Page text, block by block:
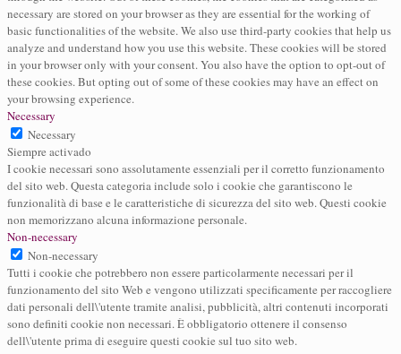
necessary are stored on your browser as they are essential for the working of
basic functionalities of the website. We also use third-party cookies that help us
analyze and understand how you use this website. These cookies will be stored
in your browser only with your consent. You also have the option to opt-out of
these cookies. But opting out of some of these cookies may have an effect on
your browsing experience.
Necessary
Necessary
Siempre activado
I cookie necessari sono assolutamente essenziali per il corretto funzionamento
del sito web. Questa categoria include solo i cookie che garantiscono le
funzionalità di base e le caratteristiche di sicurezza del sito web. Questi cookie
non memorizzano alcuna informazione personale.
Non-necessary
Non-necessary
Tutti i cookie che potrebbero non essere particolarmente necessari per il
funzionamento del sito Web e vengono utilizzati specificamente per raccogliere
dati personali dell\'utente tramite analisi, pubblicità, altri contenuti incorporati
sono definiti cookie non necessari. È obbligatorio ottenere il consenso
dell\'utente prima di eseguire questi cookie sul tuo sito web.